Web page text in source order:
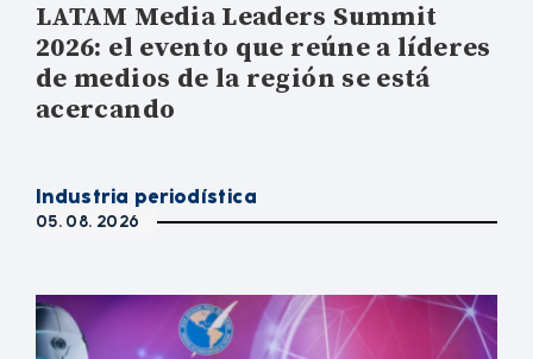
LATAM Media Leaders Summit
2026: el evento que reúne a líderes
de medios de la región se está
acercando
Industria periodística
05. 08. 2026